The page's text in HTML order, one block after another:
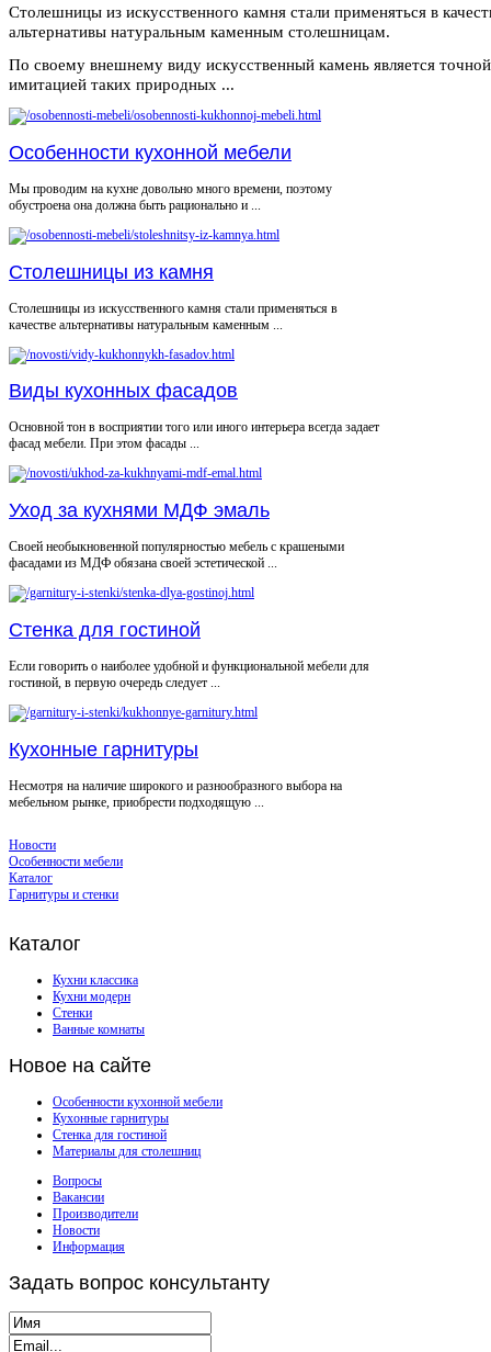
Столешницы из искусственного камня стали применяться в
альтернативы натуральным каменным столешницам.
По своему внешнему виду искусственный камень является точной
имитацией таких природных ...
Особенности кухонной мебели
Мы проводим на кухне довольно много времени, поэтому
обустроена она должна быть рационально и ...
Столешницы из камня
Столешницы из искусственного камня стали применяться в
качестве альтернативы натуральным каменным ...
Виды кухонных фасадов
Основной тон в восприятии того или иного интерьера всегда задает
фасад мебели. При этом фасады ...
Уход за кухнями МДФ эмаль
Своей необыкновенной популярностью мебель с крашеными
фасадами из МДФ обязана своей эстетической ...
Стенка для гостиной
Если говорить о наиболее удобной и функциональной мебели для
гостиной, в первую очередь следует ...
Кухонные гарнитуры
Несмотря на наличие широкого и разнообразного выбора на
мебельном рынке, приобрести подходящую ...
Новости
Особенности мебели
Каталог
Гарнитуры и стенки
Каталог
Кухни классика
Кухни модерн
Стенки
Ванные комнаты
Новое на сайте
Особенности кухонной мебели
Кухонные гарнитуры
Стенка для гостиной
Материалы для столешниц
Вопросы
Вакансии
Производители
Новости
Информация
Задать вопрос консультанту